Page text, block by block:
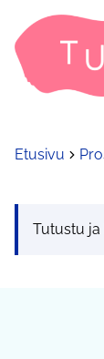
Etusivu
Tutustu ja